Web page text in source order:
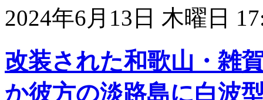
2024年6月13日 木曜日
改装された和歌山・雑
か彼方の淡路島に白波